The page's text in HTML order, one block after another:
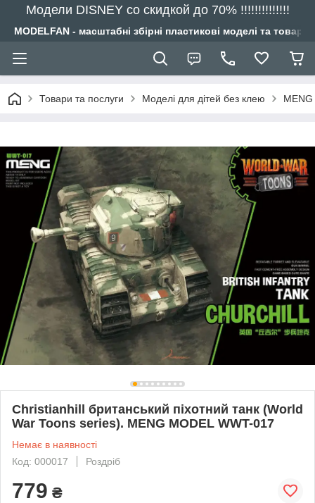
Модели DISNEY со скидкой до 70% !!!!!!!!!!!!!!
MODELFAN - масштабні збірні пластикові моделі та
Товари та послуги Моделі для дітей без клею MENG
Christianhill британський піхотний танк (World
War Toons series). MENG MODEL WWT-017
Немає в наявності
Код: 000017
Роздріб
779 ₴